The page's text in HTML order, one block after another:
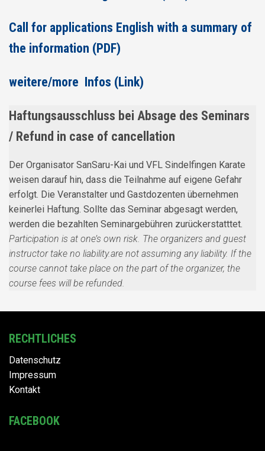
Call for applications English with a summary of
the information (PDF)
weitere/more Infos (Link)
Haftungsausschluss bei Absage des Seminars
/ Refund in case of cancellation
Der Organisator SanSaru-Kai und VFL Sindelfingen Karate
weisen darauf hin, dass die Teilnahme auf eigene Gefahr
erfolgt. Die Veranstalter und Gastdozenten übernehmen
keinerlei Haftung. Sollte das Seminar abgesagt werden,
werden die bezahlten Seminargebühren zurückerstatttet.
Participation is at one’s own risk. The organizers and guest
instructor take no liability.are not assuming any liability. If the
course cannot take place on the part of the organizer, the
course fees will be refunded.
RECHTLICHES
Datenschutz
Impressum
Kontakt
FACEBOOK